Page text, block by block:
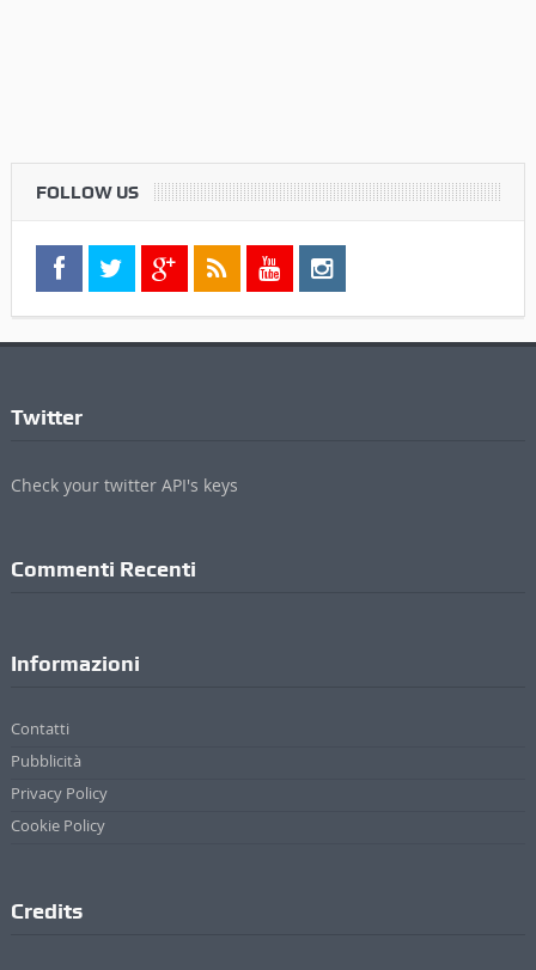
FOLLOW US
Twitter
Check your twitter API's keys
Commenti Recenti
Informazioni
Contatti
Pubblicità
Privacy Policy
Cookie Policy
Credits